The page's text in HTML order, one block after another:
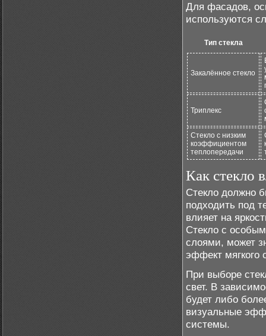
Для фасадов,
используются
Тип стекла
Закалённое стекло
Триплекс
Стекло с низким
коэффициентом
теплопередачи
Как стекло
Стекло должно
подходить под
влияет на
Стекло с
слоями, может
эффект мягкого
При выборе
свет. В
будет либо
визуальные
системы.